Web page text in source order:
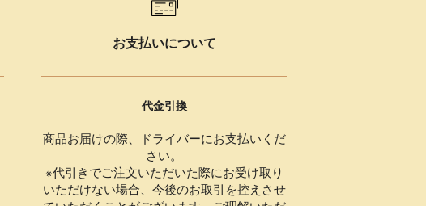
お支払いについて
代金引換
商品お届けの際、ドライバーにお支払いくだ
さい。
※代引きでご注文いただいた際にお受け取り
いただけない場合、今後のお取引を控えさせ